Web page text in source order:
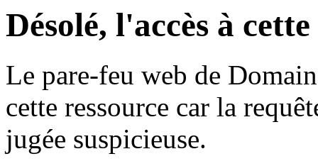
Désolé, l'accès à
Le pare-feu web de
cette ressource car la
jugée suspicieuse.